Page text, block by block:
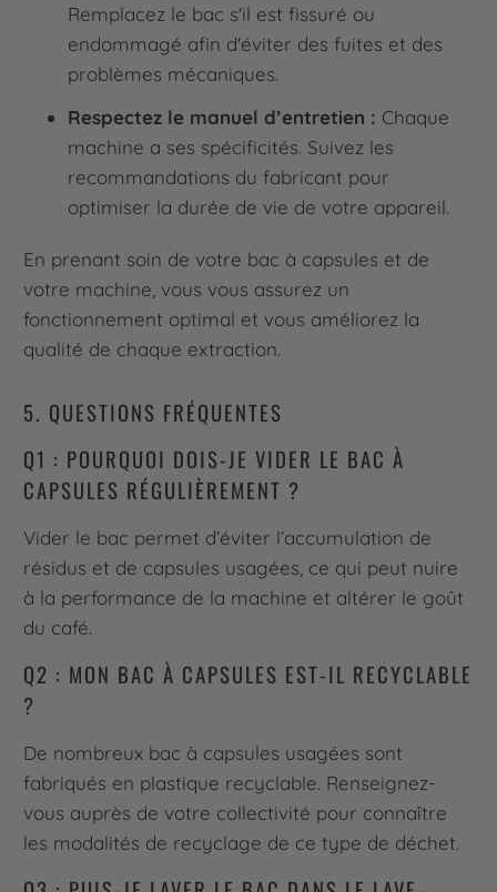
Remplacez le bac s'il est fissuré ou
endommagé afin d'éviter des fuites et des
problèmes mécaniques.
Respectez le manuel d’entretien : Chaque
machine a ses spécificités. Suivez les
recommandations du fabricant pour
optimiser la durée de vie de votre appareil.
En prenant soin de votre bac à capsules et de
votre machine, vous vous assurez un
fonctionnement optimal et vous améliorez la
qualité de chaque extraction.
5. QUESTIONS FRÉQUENTES
Q1 : POURQUOI DOIS-JE VIDER LE BAC À
CAPSULES RÉGULIÈREMENT ?
Vider le bac permet d’éviter l’accumulation de
résidus et de capsules usagées, ce qui peut nuire
à la performance de la machine et altérer le goût
du café.
Q2 : MON BAC À CAPSULES EST-IL RECYCLABLE
?
De nombreux bac à capsules usagées sont
fabriqués en plastique recyclable. Renseignez-
vous auprès de votre collectivité pour connaître
les modalités de recyclage de ce type de déchet.